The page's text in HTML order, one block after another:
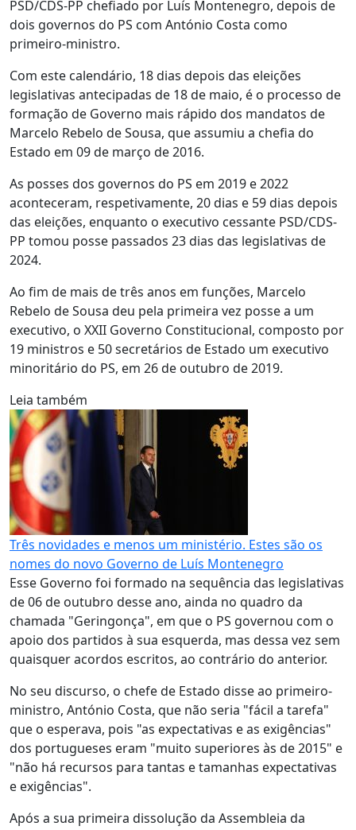
PSD/CDS-PP chefiado por Luís Montenegro, depois de
dois governos do PS com António Costa como
primeiro-ministro.
Com este calendário, 18 dias depois das eleições
legislativas antecipadas de 18 de maio, é o processo de
formação de Governo mais rápido dos mandatos de
Marcelo Rebelo de Sousa, que assumiu a chefia do
Estado em 09 de março de 2016.
As posses dos governos do PS em 2019 e 2022
aconteceram, respetivamente, 20 dias e 59 dias depois
das eleições, enquanto o executivo cessante PSD/CDS-
PP tomou posse passados 23 dias das legislativas de
2024.
Ao fim de mais de três anos em funções, Marcelo
Rebelo de Sousa deu pela primeira vez posse a um
executivo, o XXII Governo Constitucional, composto por
19 ministros e 50 secretários de Estado um executivo
minoritário do PS, em 26 de outubro de 2019.
Leia também
Três novidades e menos um ministério. Estes são os
nomes do novo Governo de Luís Montenegro
Esse Governo foi formado na sequência das legislativas
de 06 de outubro desse ano, ainda no quadro da
chamada "Geringonça", em que o PS governou com o
apoio dos partidos à sua esquerda, mas dessa vez sem
quaisquer acordos escritos, ao contrário do anterior.
No seu discurso, o chefe de Estado disse ao primeiro-
ministro, António Costa, que não seria "fácil a tarefa"
que o esperava, pois "as expectativas e as exigências"
dos portugueses eram "muito superiores às de 2015" e
"não há recursos para tantas e tamanhas expectativas
e exigências".
Após a sua primeira dissolução da Assembleia da